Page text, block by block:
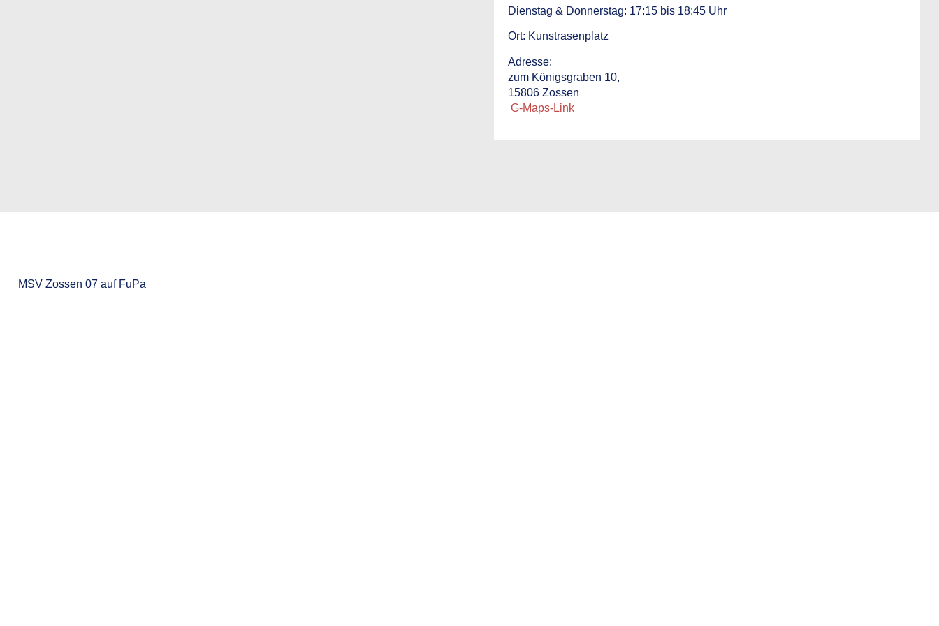
Dienstag & Donnerstag: 17:15 bis 18:45 Uhr
Ort: Kunstrasenplatz
Adresse:
zum Königsgraben 10,
15806 Zossen
G-Maps-Link
MSV Zossen 07 auf FuPa